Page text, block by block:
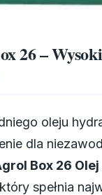
26 –
oleju
dla
Box 26
spełnia